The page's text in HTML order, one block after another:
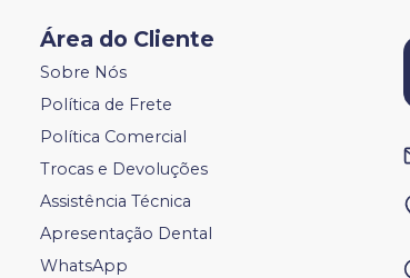
Área do Cliente
Sobre Nós
Política de Frete
Política Comercial
Trocas e Devoluções
Assistência Técnica
Apresentação Dental
WhatsApp